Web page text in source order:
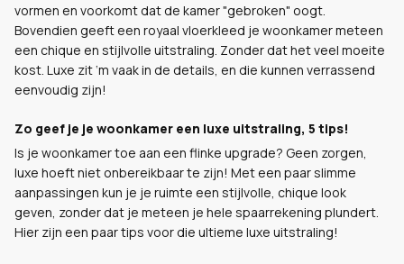
vormen en voorkomt dat de kamer "gebroken" oogt.
Bovendien geeft een royaal vloerkleed je woonkamer meteen
een chique en stijlvolle uitstraling. Zonder dat het veel moeite
kost. Luxe zit ‘m vaak in de details, en die kunnen verrassend
eenvoudig zijn!
Zo geef je je woonkamer een luxe uitstraling, 5 tips!
Is je woonkamer toe aan een flinke upgrade? Geen zorgen,
luxe hoeft niet onbereikbaar te zijn! Met een paar slimme
aanpassingen kun je je ruimte een stijlvolle, chique look
geven, zonder dat je meteen je hele spaarrekening plundert.
Hier zijn een paar tips voor die ultieme luxe uitstraling!